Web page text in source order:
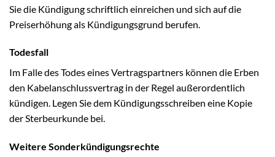
Sie die Kündigung schriftlich einreichen und sich auf die
Preiserhöhung als Kündigungsgrund berufen.
Todesfall
Im Falle des Todes eines Vertragspartners können die Erben
den Kabelanschlussvertrag in der Regel außerordentlich
kündigen. Legen Sie dem Kündigungsschreiben eine Kopie
der Sterbeurkunde bei.
Weitere Sonderkündigungsrechte